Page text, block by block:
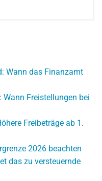
Wann das Finanzamt
Freistellungen bei
Freibeträge ab 1.
2026 beachten
das zu versteuernde